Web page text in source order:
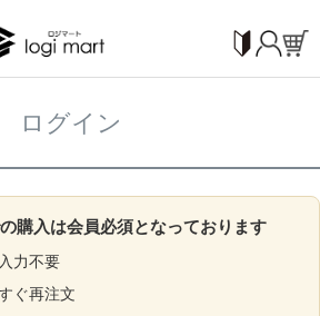
ログイン
購入は会員必須となっております
力不要
ぐ再注文